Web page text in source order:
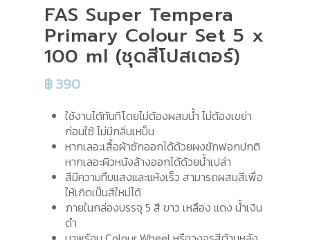
FAS Super Tempera
Primary Colour Set 5 x
100 ml (ชุดสีโปสเตอร์)
฿390
ใช้งานได้ทันทีโดยไม่ต้องผสมน้ำ ไม่ต้องเขย่า
ก่อนใช้ ไม่มีกลิ่นเหม็น
หากเลอะเสื้อผ้าซักออกได้ด้วยผงซักฟอกปกติ
หากเลอะผิวหนังล้างออกได้ด้วยน้ำเปล่า
สีมีความทึบแสงและแห้งเร็ว สามารถผสมสีเพื่อ
ให้เกิดเป็นสีใหม่ได้
ภายในกล่องบรรจุ 5 สี ขาว เหลือง แดง น้ำเงิน
ดำ